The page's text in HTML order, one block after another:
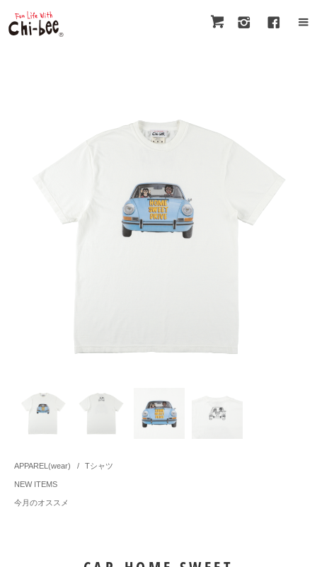
APPAREL(wear) / Tシャツ
NEW ITEMS
今月のオススメ